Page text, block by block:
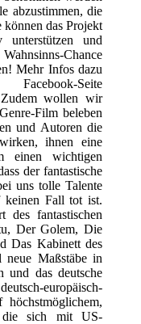
abzustimmen, die
können das Projekt
unterstützen und
Chance
Mehr Infos dazu
Seite
Zudem wollen wir
Film beleben
und Autoren die
ihnen eine
einen wichtigen
der fantastische
uns tolle Talente
keinen Fall tot ist.
fantastischen
Der Golem, Die
Das Kabinett des
Maßstäbe in
und das deutsche
europäisch-
höchstmöglichem,
die sich mit US-